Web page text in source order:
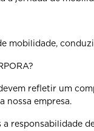
mobilidade,
refletir um
nossa empresa.
a responsabilidade